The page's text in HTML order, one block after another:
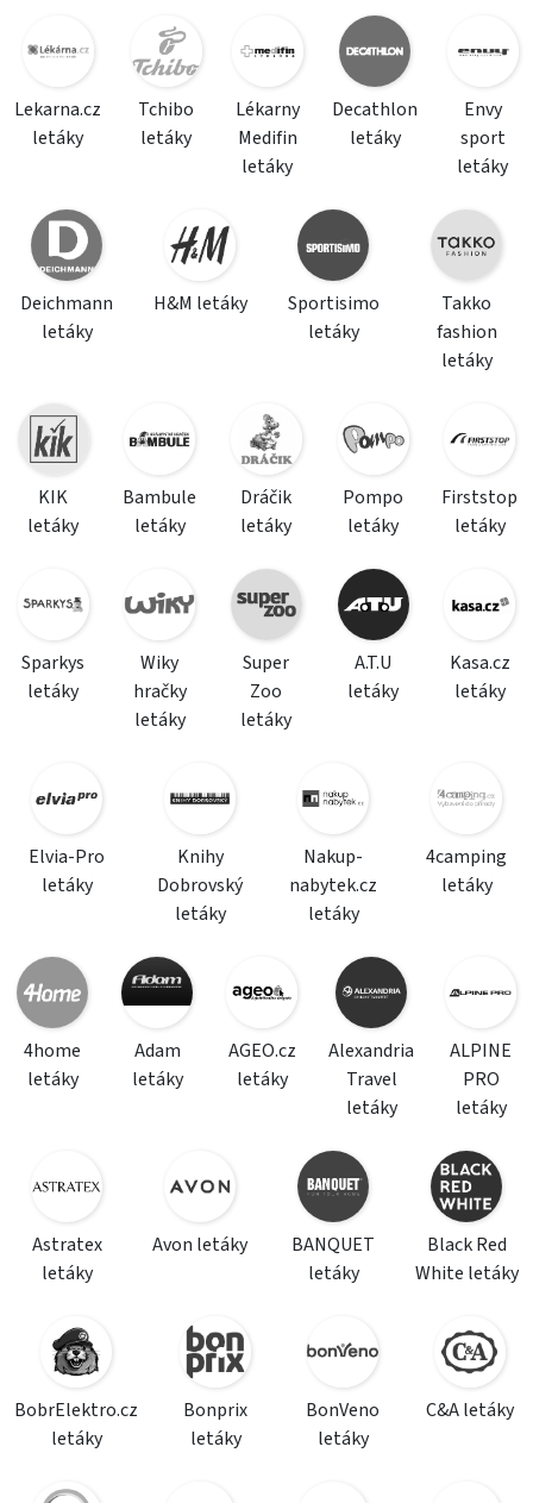
Lekarna.cz
letáky
Tchibo
letáky
Lékarny
Medifin
letáky
Decathlon
letáky
Envy
sport
letáky
Deichmann
letáky
H&M letáky
Sportisimo
letáky
Takko
fashion
letáky
KIK
letáky
Bambule
letáky
Dráčik
letáky
Pompo
letáky
Firststop
letáky
Sparkys
letáky
Wiky
hračky
letáky
Super
Zoo
letáky
A.T.U
letáky
Kasa.cz
letáky
Elvia-Pro
letáky
Knihy
Dobrovský
letáky
Nakup-
nabytek.cz
letáky
4camping
letáky
4home
letáky
Adam
letáky
AGEO.cz
letáky
Alexandria
Travel
letáky
ALPINE
PRO
letáky
Astratex
letáky
Avon letáky
BANQUET
letáky
Black Red
White letáky
BobrElektro.cz
letáky
Bonprix
letáky
BonVeno
letáky
C&A letáky